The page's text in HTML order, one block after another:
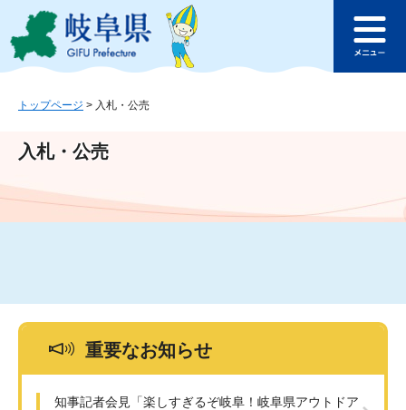
ジ
ュ
文
このページの本文へ
ュ
トップページ > 入札・公売
入札・公売
重要なお知らせ
知事記者会見「楽しすぎるぞ岐阜！岐阜県アウトドア